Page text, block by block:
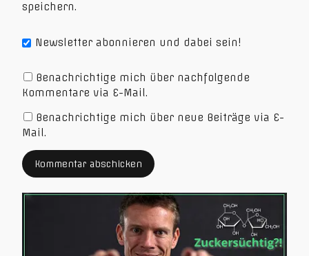
speichern.
Newsletter abonnieren und dabei sein!
Benachrichtige mich über nachfolgende
Kommentare via E-Mail.
Benachrichtige mich über neue Beiträge via E-
Mail.